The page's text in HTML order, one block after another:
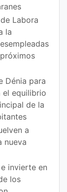
Labora
la
Dénia para
el equilibrio
de la
a
nueva
invierte en
los